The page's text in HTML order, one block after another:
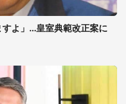
よ」...皇室典範改正案に